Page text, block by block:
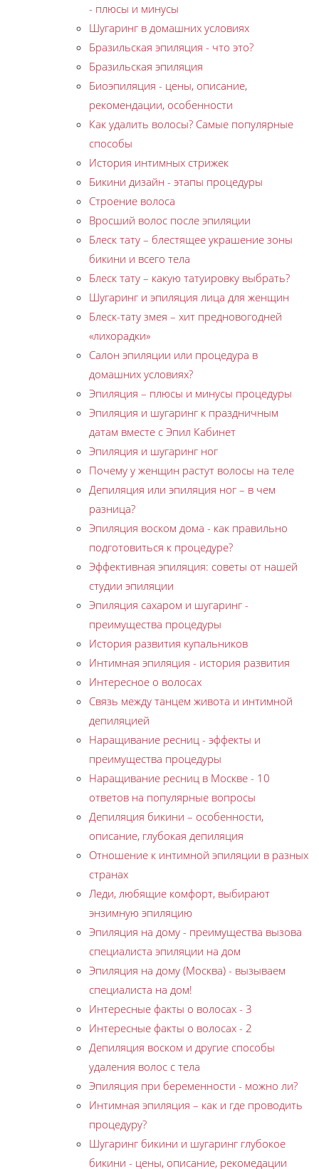
- плюсы и минусы
Шугаринг в домашних условиях
Бразильская эпиляция - что это?
Бразильская эпиляция
Биоэпиляция - цены, описание,
рекомендации, особенности
Как удалить волосы? Самые популярные
способы
История интимных стрижек
Бикини дизайн - этапы процедуры
Строение волоса
Вросший волос после эпиляции
Блеск тату – блестящее украшение зоны
бикини и всего тела
Блеск тату – какую татуировку выбрать?
Шугаринг и эпиляция лица для женщин
Блеск-тату змея – хит предновогодней
«лихорадки»
Салон эпиляции или процедура в
домашних условиях?
Эпиляция – плюсы и минусы процедуры
Эпиляция и шугаринг к праздничным
датам вместе с Эпил Кабинет
Эпиляция и шугаринг ног
Почему у женщин растут волосы на теле
Депиляция или эпиляция ног – в чем
разница?
Эпиляция воском дома - как правильно
подготовиться к процедуре?
Эффективная эпиляция: советы от нашей
студии эпиляции
Эпиляция сахаром и шугаринг -
преимущества процедуры
История развития купальников
Интимная эпиляция - история развития
Интересное о волосах
Связь между танцем живота и интимной
депиляцией
Наращивание ресниц - эффекты и
преимущества процедуры
Наращивание ресниц в Москве - 10
ответов на популярные вопросы
Депиляция бикини – особенности,
описание, глубокая депиляция
Отношение к интимной эпиляции в разных
странах
Леди, любящие комфорт, выбирают
энзимную эпиляцию
Эпиляция на дому - преимущества вызова
специалиста эпиляции на дом
Эпиляция на дому (Москва) - вызываем
специалиста на дом!
Интересные факты о волосах - 3
Интересные факты о волосах - 2
Депиляция воском и другие способы
удаления волос с тела
Эпиляция при беременности - можно ли?
Интимная эпиляция – как и где проводить
процедуру?
Шугаринг бикини и шугаринг глубокое
бикини - цены, описание, рекомедации